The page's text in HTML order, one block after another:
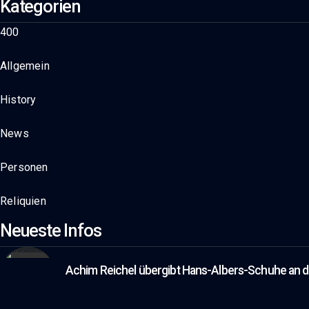
Kategorien
400
Allgemein
History
News
Personen
Reliquien
Neueste Infos
Achim Reichel übergibt Hans-Albers-Schuhe an